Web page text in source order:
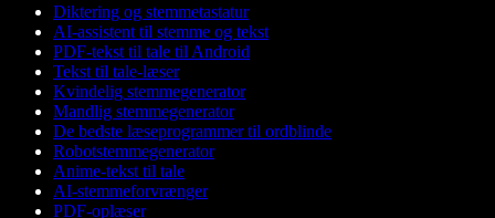
Diktering og stemmetastatur
AI-assistent til stemme og tekst
PDF-tekst til tale til Android
Tekst til tale-læser
Kvindelig stemmegenerator
Mandlig stemmegenerator
De bedste læseprogrammer til ordblinde
Robotstemmegenerator
Anime-tekst til tale
AI-stemmeforvrænger
PDF-oplæser